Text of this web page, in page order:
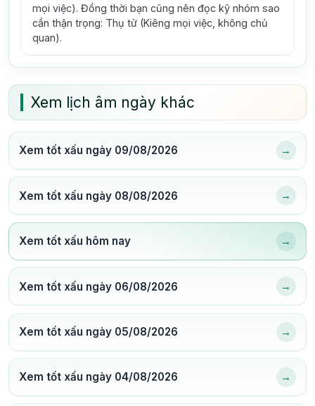
mọi việc). Đồng thời bạn cũng nên đọc kỹ nhóm sao
cần thận trọng: Thụ tử (Kiêng mọi việc, không chủ
quan).
Xem lịch âm ngày khác
Xem tốt xấu ngày 09/08/2026 →
Xem tốt xấu ngày 08/08/2026 →
Xem tốt xấu hôm nay →
Xem tốt xấu ngày 06/08/2026 →
Xem tốt xấu ngày 05/08/2026 →
Xem tốt xấu ngày 04/08/2026 →